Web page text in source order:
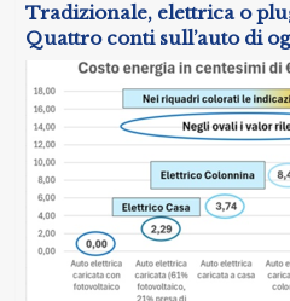
Tradizionale, elettrica o
Quattro conti sull’auto di